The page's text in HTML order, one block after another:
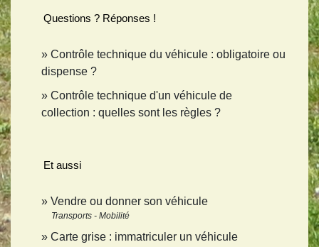
Questions ? Réponses !
Contrôle technique du véhicule : obligatoire ou
dispense ?
Contrôle technique d'un véhicule de
collection : quelles sont les règles ?
Et aussi
Vendre ou donner son véhicule
Transports - Mobilité
Carte grise : immatriculer un véhicule